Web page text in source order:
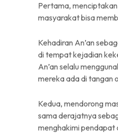
Pertama,
masyarakat bisa
Kehadiran An’an
di tempat kejadian
An’an selalu
mereka ada di tangan
Kedua, mendorong
sama derajatnya
menghakimi pendapat